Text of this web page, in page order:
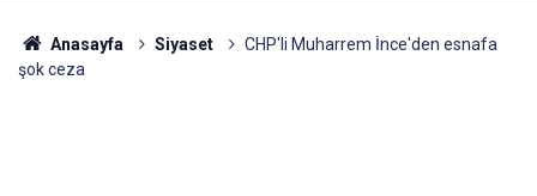
Anasayfa Siyaset
CHP'li Muharrem İnce'den esnafa
şok ceza